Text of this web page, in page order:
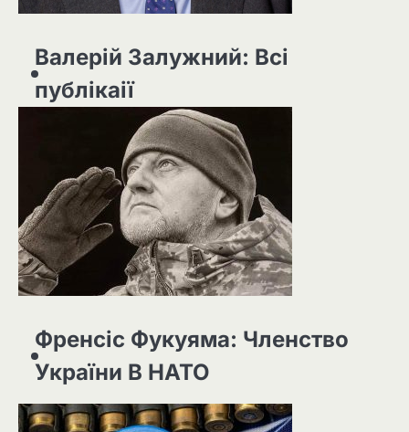
Валерій Залужний: Всі
публікаії
Френсіс Фукуяма: Членство
України В НАТО